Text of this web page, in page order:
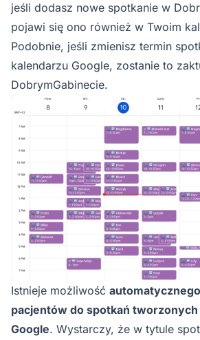
jeśli dodasz nowe spotkanie w
pojawi się ono również w Twoim
Podobnie, jeśli zmienisz termin
kalendarzu Google, zostanie to
DobrymGabinecie.
Istnieje możliwość
pacjentów do spotkań
Google. Wystarczy, że w tytule